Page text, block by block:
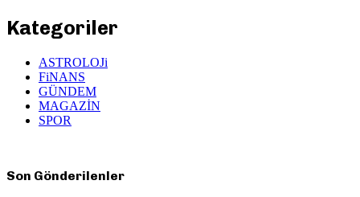
Kategoriler
ASTROLOJi
FiNANS
GÜNDEM
MAGAZİN
SPOR
Son Gönderilenler